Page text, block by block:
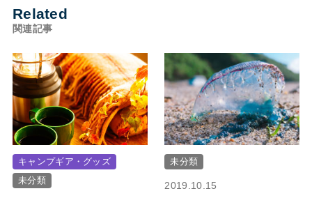
Related
関連記事
キャンプギア・グッズ
未分類
未分類
2019.10.15